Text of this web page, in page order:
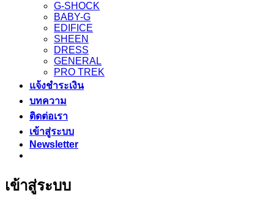
G-SHOCK
BABY-G
EDIFICE
SHEEN
DRESS
GENERAL
PRO TREK
แจ้งชำระเงิน
บทความ
ติดต่อเรา
เข้าสู่ระบบ
Newsletter
เข้าสู่ระบบ